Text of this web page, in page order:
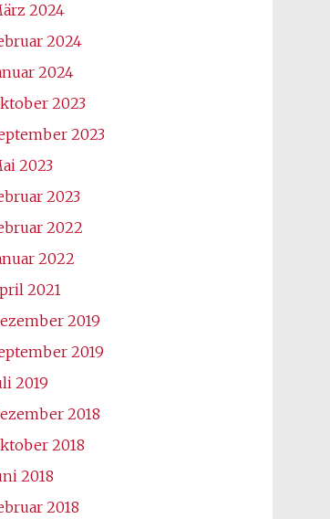
2024
2024
2024
2023
2023
2023
2023
2022
2022
2021
2019
2019
2019
2018
2018
2018
2018